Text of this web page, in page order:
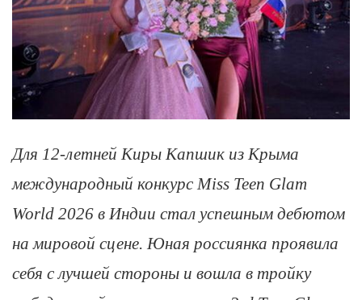
Для 12-летней Киры Капшик из Крыма
международный конкурс Miss Teen Glam
World 2026 в Индии стал успешным дебютом
на мировой сцене. Юная россиянка проявила
себя с лучшей стороны и вошла в тройку